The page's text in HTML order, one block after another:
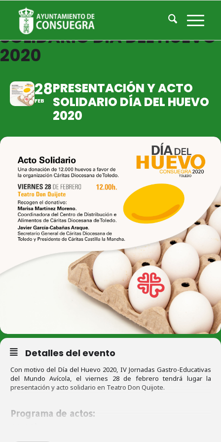
PRESENTACIÓN Y ACTO
SOLIDARIO DÍA DEL HUEVO
2020
28
FEB
PRESENTACIÓN Y ACTO
SOLIDARIO DÍA DEL HUEVO
2020
Detalles del evento
Con motivo del Día del Huevo 2020, IV Jornadas Gastro-Educativas
del Mundo Avícola, el viernes 28 de febrero tendrá lugar la
presentación y acto solidario en Teatro Don Quijote.
Programa de actos: